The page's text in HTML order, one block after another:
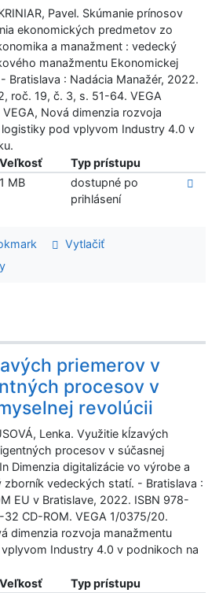
Pavel. Skúmanie prínosov
ekonomických predmetov zo
a manažment : vedecký
manažmentu Ekonomickej
Bratislava : Nadácia Manažér, 2022.
roč. 19, č. 3, s. 51-64. VEGA
Nová dimenzia rozvoja
pod vplyvom Industry 4.0 v
Veľkosť
Typ prístupu
1 MB
dostupné po
prihlásení
Vytlačiť
priemerov v
procesov v
revolúcii
Lenka. Využitie kĺzavých
procesov v súčasnej
Dimenzia digitalizácie vo výrobe a
zborník vedeckých statí. - Bratislava :
EU v Bratislave, 2022. ISBN 978-
CD-ROM. VEGA 1/0375/20.
dimenzia rozvoja manažmentu
Industry 4.0 v podnikoch na
Veľkosť
Typ prístupu